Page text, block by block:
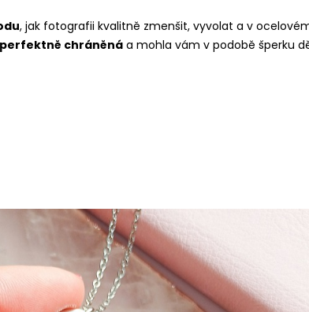
, jak fotografii kvalitně zmenšit, vyvolat a v
perfektně chráněná a mohla vám v podobě šperku